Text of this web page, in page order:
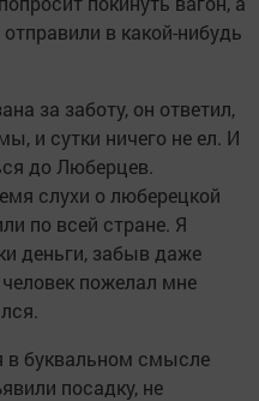
в какой-нибудь
за заботу, он ответил,
и сутки ничего не ел. И
до Люберцев.
слухи о люберецкой
по всей стране. Я
деньги, забыв даже
пожелал мне
в буквальном смысле
посадку, не